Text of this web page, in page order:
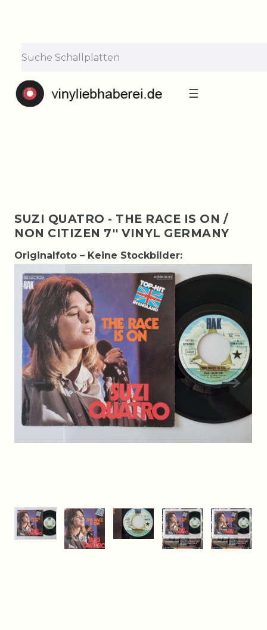
Bestellungen nehmen wir gerne entgegen —
der Versand startet wieder ab Montag, 31.
☰
SUZI QUATRO - THE RACE IS ON /
NON CITIZEN 7'' VINYL GERMANY
Originalfoto – Keine Stockbilder: